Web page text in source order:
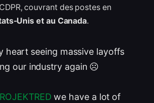
couvrant des postes en
Unis et au Canada.
heart seeing massive layoffs
our industry again ☹️
we have a lot of